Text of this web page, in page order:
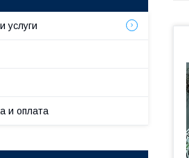
услуги
и оплата